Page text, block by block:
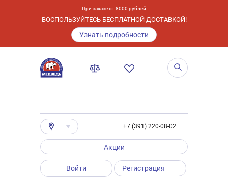
При заказе от 8000 рублей
ВОСПОЛЬЗУЙТЕСЬ БЕСПЛАТНОЙ ДОСТАВКОЙ!
Узнать подробности
+7 (391) 220-08-02
Акции
Войти Регистрация